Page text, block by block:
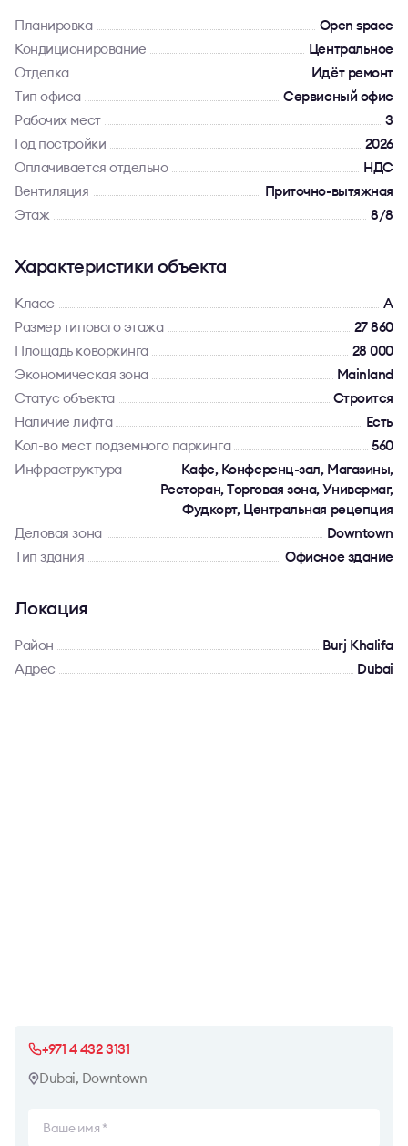
Планировка
Open space
Кондиционирование
Центральное
Отделка
Идёт ремонт
Тип офиса
Сервисный офис
Рабочих мест
3
Год постройки
2026
Оплачивается отдельно
НДС
Вентиляция
Приточно-вытяжная
Этаж
8/8
Характеристики объекта
Класс
A
Размер типового этажа
27 860
Площадь коворкинга
28 000
Экономическая зона
Mainland
Статус объекта
Строится
Наличие лифта
Есть
Кол-во мест подземного паркинга
560
Инфраструктура
Кафе, Конференц-зал, Магазины,
Ресторан, Торговая зона, Универмаг,
Фудкорт, Центральная рецепция
Деловая зона
Downtown
Тип здания
Офисное здание
Локация
Район
Burj Khalifa
Адрес
Dubai
+971 4 432 3131
Dubai, Downtown